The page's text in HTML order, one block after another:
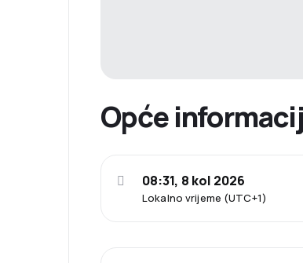
Opće
Lokalno vrijeme (UTC+1)
08:31, 8 kol 2026